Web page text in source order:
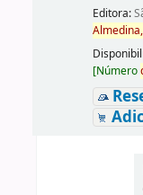
Editora:
Almedina,
[Número